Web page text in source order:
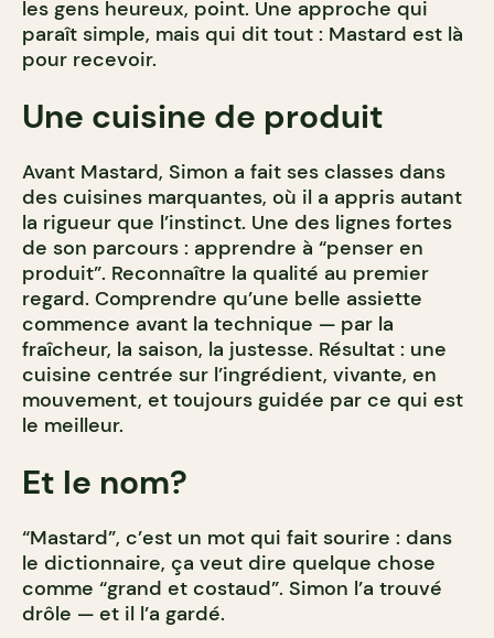
les gens heureux, point. Une approche qui
paraît simple, mais qui dit tout : Mastard est là
pour recevoir.
Une cuisine de produit
Avant Mastard, Simon a fait ses classes dans
des cuisines marquantes, où il a appris autant
la rigueur que l’instinct. Une des lignes fortes
de son parcours : apprendre à “penser en
produit”. Reconnaître la qualité au premier
regard. Comprendre qu’une belle assiette
commence avant la technique — par la
fraîcheur, la saison, la justesse. Résultat : une
cuisine centrée sur l’ingrédient, vivante, en
mouvement, et toujours guidée par ce qui est
le meilleur.
Et le nom?
“Mastard”, c’est un mot qui fait sourire : dans
le dictionnaire, ça veut dire quelque chose
comme “grand et costaud”. Simon l’a trouvé
drôle — et il l’a gardé.